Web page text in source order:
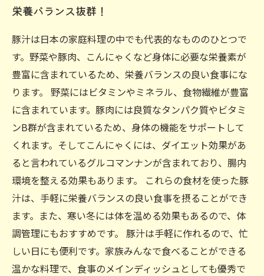
栄養バランス抜群！
豚汁は日本の家庭料理の中でも代表的なもののひとつで
す。野菜や豚肉、こんにゃくなど身体に必要な栄養素が
豊富に含まれているため、栄養バランスの良い食事にな
ります。 野菜にはビタミンやミネラル、食物繊維が豊富
に含まれています。豚肉には良質なタンパク質やビタミ
ンB群が含まれているため、身体の機能をサポートして
くれます。そしてこんにゃくには、ダイエット効果があ
ると言われているグルコマンナンが含まれており、腸内
環境を整える効果もあります。 これらの食材を使った豚
汁は、手軽に栄養バランスの良い食事を摂ることができ
ます。また、寒い冬には体を温める効果もあるので、体
調管理にもおすすめです。 豚汁は手軽に作れるので、忙
しい日にも便利です。家族みんなで食べることができる
温かな料理で、食事のメインディッシュとしても優秀で